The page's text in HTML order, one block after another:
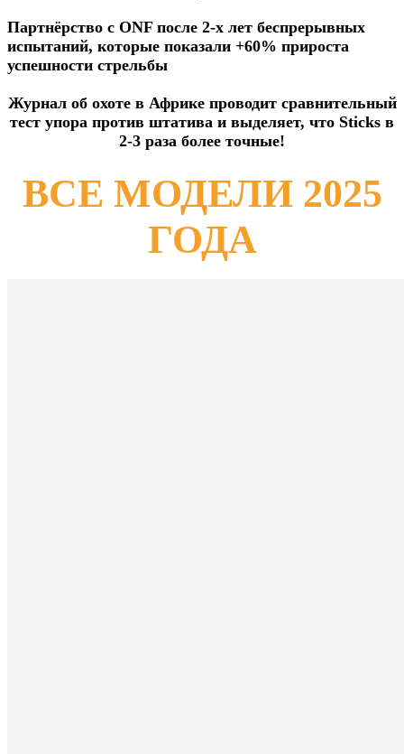
Партнёрство с ONF после 2-х лет беспрерывных
испытаний, которые показали +60% прироста
успешности стрельбы
Журнал об охоте в Африке проводит сравнительный
тест упора против штатива и выделяет, что Sticks в
2-3 раза более точные!
ВСЕ МОДЕЛИ 2025
ГОДА